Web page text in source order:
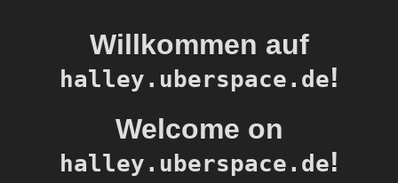
Willkommen auf
halley.uberspace.de!
Welcome on
halley.uberspace.de!